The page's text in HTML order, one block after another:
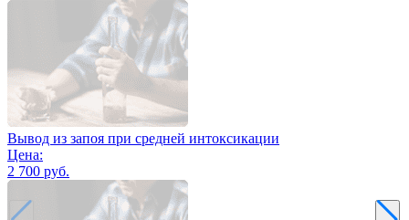
Вывод из запоя при средней интоксикации
Цена:
2 700 руб.